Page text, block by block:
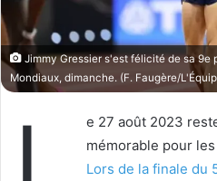
u
r
r
e
Jimmy Gressier s'est félicité de sa 9e
Mondiaux, dimanche. (F. Faugère/
e 27 août 2023
mémorable pour
Lors de la finale du